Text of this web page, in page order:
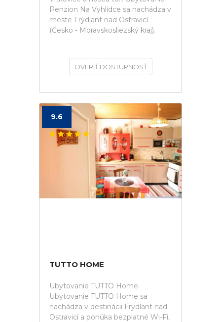
Penzion Na Vyhlídce sa nachádza v
meste Frýdlant nad Ostravicí
(Česko - Moravskosliezský kraj).
OVERIŤ DOSTUPNOSŤ
9.6
TUTTO HOME
Ubytovanie TUTTO Home.
Ubytovanie TUTTO Home sa
nachádza v destinácii Frýdlant nad
Ostravicí a ponúka bezplatné Wi-Fi,